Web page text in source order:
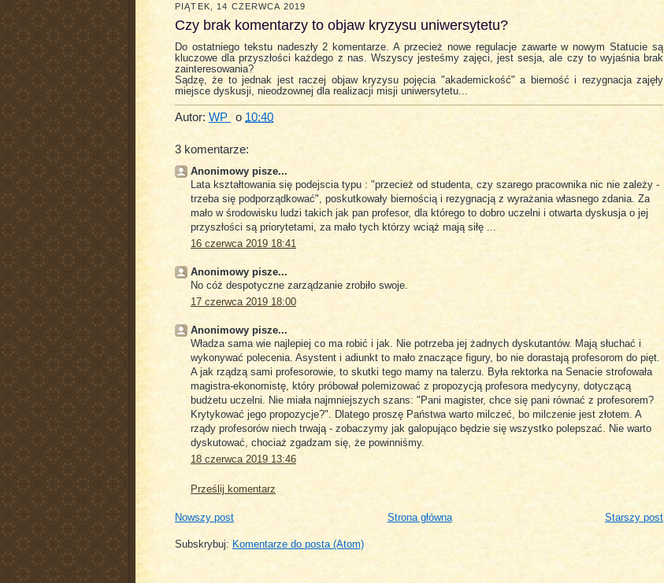
PIĄTEK, 14 CZERWCA 2019
Czy brak komentarzy to objaw kryzysu uniwersytetu?
Do ostatniego tekstu nadeszły 2 komentarze. A przecież nowe regulacje zawarte w nowym Statucie są
kluczowe dla przyszłości każdego z nas. Wszyscy jesteśmy zajęci, jest sesja, ale czy to wyjaśnia brak
zainteresowania?
Sądzę, że to jednak jest raczej objaw kryzysu pojęcia "akademickość" a bierność i rezygnacja zajęły
miejsce dyskusji, nieodzownej dla realizacji misji uniwersytetu...
Autor: WP o 10:40
3 komentarze:
Anonimowy pisze...
Lata kształtowania się podejscia typu : "przecież od studenta, czy szarego pracownika nic nie zależy -
trzeba się podporządkować", poskutkowały biernością i rezygnacją z wyrażania własnego zdania. Za
mało w środowisku ludzi takich jak pan profesor, dla którego to dobro uczelni i otwarta dyskusja o jej
przyszłości są priorytetami, za mało tych którzy wciąż mają siłę ...
16 czerwca 2019 18:41
Anonimowy pisze...
No cóż despotyczne zarządzanie zrobiło swoje.
17 czerwca 2019 18:00
Anonimowy pisze...
Władza sama wie najlepiej co ma robić i jak. Nie potrzeba jej żadnych dyskutantów. Mają słuchać i
wykonywać polecenia. Asystent i adiunkt to mało znaczące figury, bo nie dorastają profesorom do pięt.
A jak rządzą sami profesorowie, to skutki tego mamy na talerzu. Była rektorka na Senacie strofowała
magistra-ekonomistę, który próbował polemizować z propozycją profesora medycyny, dotyczącą
budżetu uczelni. Nie miała najmniejszych szans: "Pani magister, chce się pani równać z profesorem?
Krytykować jego propozycje?". Dlatego proszę Państwa warto milczeć, bo milczenie jest złotem. A
rządy profesorów niech trwają - zobaczymy jak galopująco będzie się wszystko polepszać. Nie warto
dyskutować, chociaż zgadzam się, że powinniśmy.
18 czerwca 2019 13:46
Prześlij komentarz
Nowszy post Starszy post
Strona główna
Subskrybuj: Komentarze do posta (Atom)